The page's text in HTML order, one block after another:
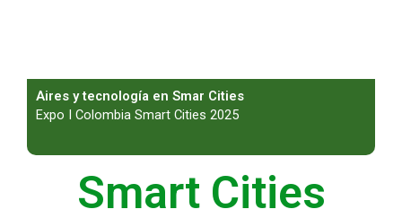
Aires y tecnología en Smar Cities
Expo I Colombia Smart Cities 2025
Smart Cities